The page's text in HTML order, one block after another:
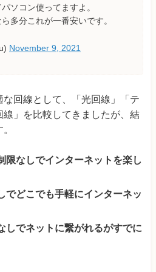
ソコン使ってますよ。
多分これが一番安いです。
November 9, 2021
回線として、「光回線」「テ
」を比較してきましたが、結
限なしでインターネットを楽し
でどこでも手軽にインターネッ
しでネットに繋がれるがすでに